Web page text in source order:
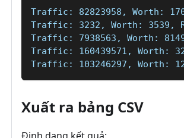
Traffic: 82823958, Worth:
Traffic: 3232, Worth: 3539,
Traffic: 7938563, Worth:
Traffic: 160439571, Worth:
Traffic: 103246297, Worth:
Xuất ra bảng CSV